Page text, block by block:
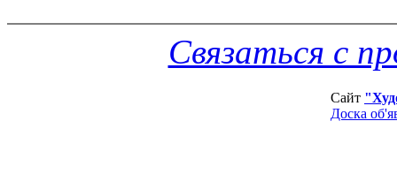
Связаться с
Сайт
Доска